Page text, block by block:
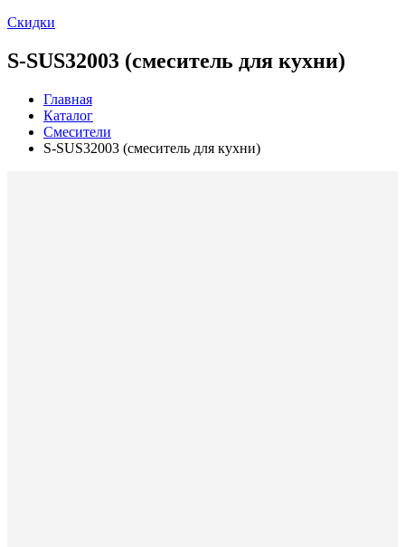
Скидки
S-SUS32003 (смеситель для кухни)
Главная
Каталог
Смесители
S-SUS32003 (смеситель для кухни)